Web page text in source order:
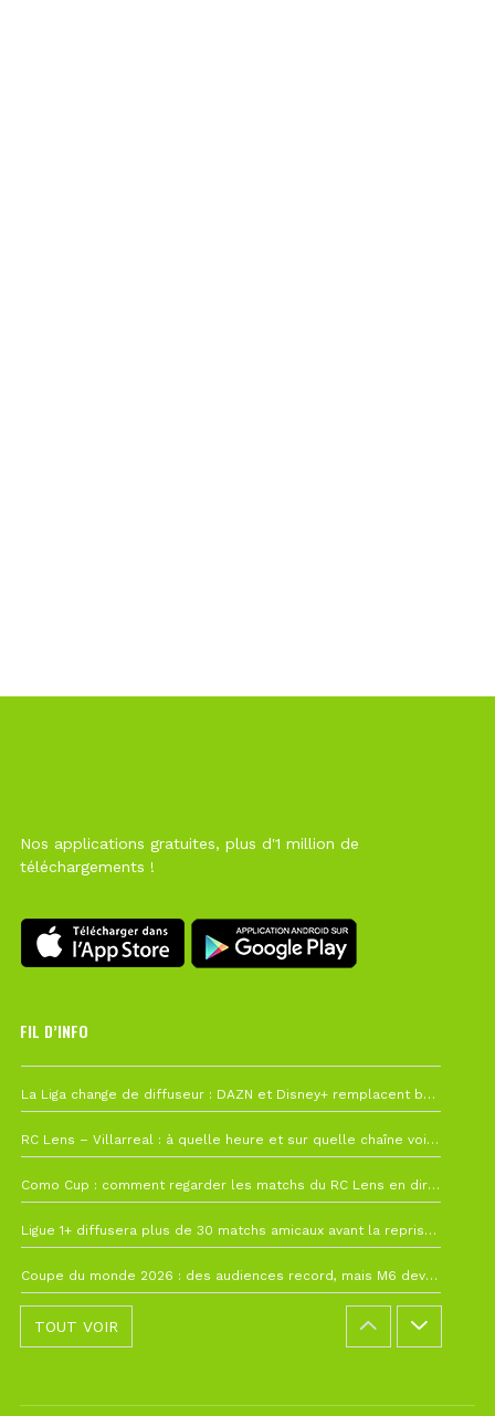
Nos applications gratuites, plus d'1 million de
téléchargements !
FIL D’INFO
La Liga change de diffuseur : DAZN et Disney+ remplacent beIN Sports !
RC Lens – Villarreal : à quelle heure et sur quelle chaîne voir la finale de la Como Cup ?
Como Cup : comment regarder les matchs du RC Lens en direct ?
Ligue 1+ diffusera plus de 30 matchs amicaux avant la reprise de la Ligue 1
Coupe du monde 2026 : des audiences record, mais M6 devrait perdre très gros !
TOUT VOIR